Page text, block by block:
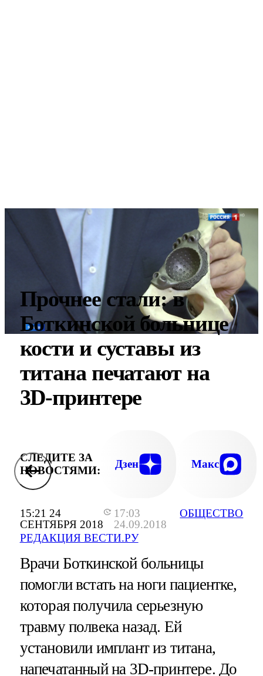
15:21 24
СЕНТЯБРЯ 2018
17:03
24.09.2018
РЕДАКЦИЯ ВЕСТИ.РУ
ОБЩЕСТВО
Прочнее стали: в
Боткинской больнице
кости и суставы из
титана печатают на
3D-принтере
СЛЕДИТЕ ЗА
НОВОСТЯМИ:
Дзен Макс
Врачи Боткинской больницы
помогли встать на ноги пациентке,
которая получила серьезную
травму полвека назад. Ей
установили имплант из титана,
напечатанный на 3D-принтере. До